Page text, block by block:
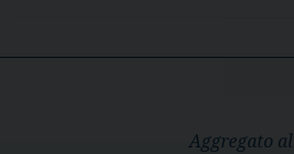
Aggregato